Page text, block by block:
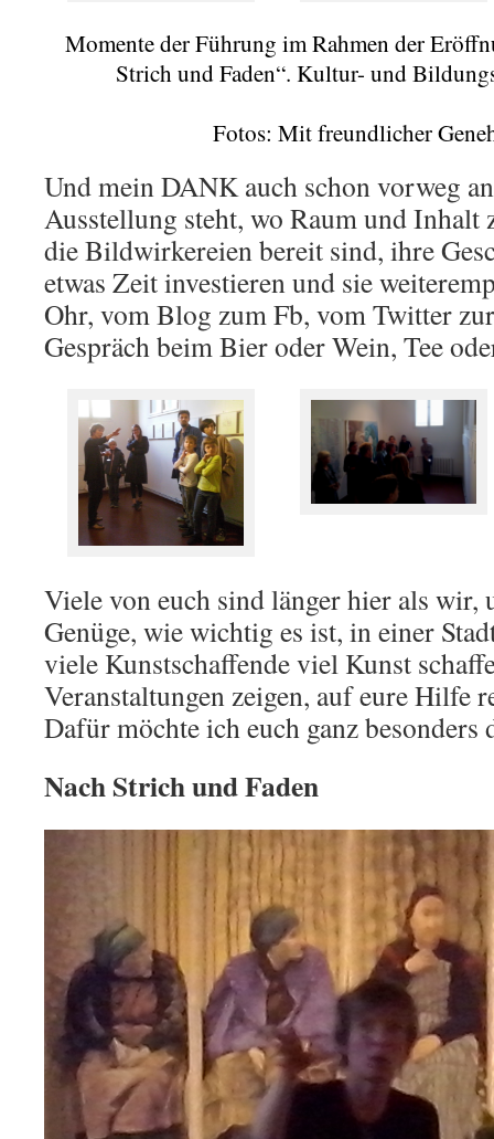
Momente der Führung im Rahmen der
Strich und Faden“. Kultur- und
Fotos: Mit freundlicher
Und mein DANK auch schon vorweg
Ausstellung steht, wo Raum und Inhalt
die Bildwirkereien bereit sind, ihre
etwas Zeit investieren und sie
Ohr, vom Blog zum Fb, vom Twitter
Gespräch beim Bier oder Wein, Tee
Viele von euch sind länger hier als wir,
Genüge, wie wichtig es ist, in einer
viele Kunstschaffende viel Kunst
Veranstaltungen zeigen, auf eure Hilfe
Dafür möchte ich euch ganz besonders
Nach Strich und Faden